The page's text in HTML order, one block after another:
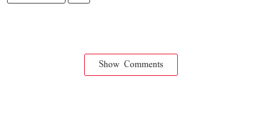
Show Comments